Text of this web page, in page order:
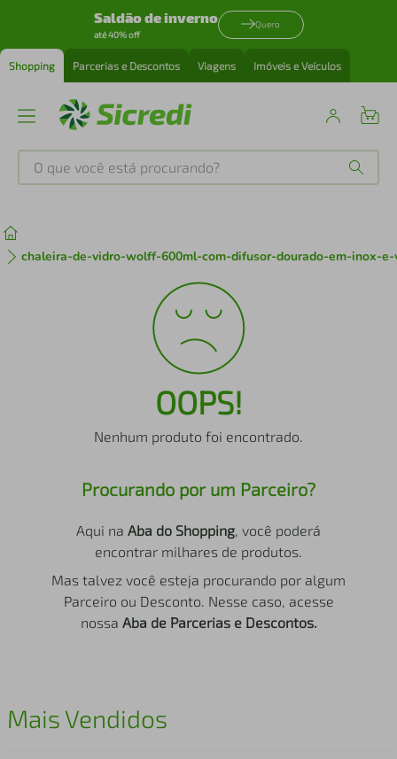
Saldão de inverno
até 40% off
Quero
Shopping Parcerias e Descontos Viagens Imóveis e Veículos
O que você está procurando?
chaleira-de-vidro-wolff-600ml-com-difusor-dourado-em-inox-
OOPS!
Nenhum produto foi encontrado.
Procurando por um Parceiro?
Aqui na Aba do Shopping, você poderá
encontrar milhares de produtos.
Mas talvez você esteja procurando por algum
Parceiro ou Desconto. Nesse caso, acesse
nossa Aba de Parcerias e Descontos.
Mais Vendidos
º tenis
iphone